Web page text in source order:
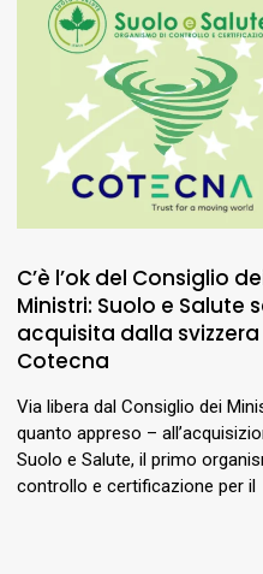
C’è l’ok del Consiglio
Ministri: Suolo e Salute
acquisita dalla svizzera
Cotecna
Via libera dal Consiglio dei
quanto appreso –
Suolo e Salute, il primo
controllo e certificazione per il